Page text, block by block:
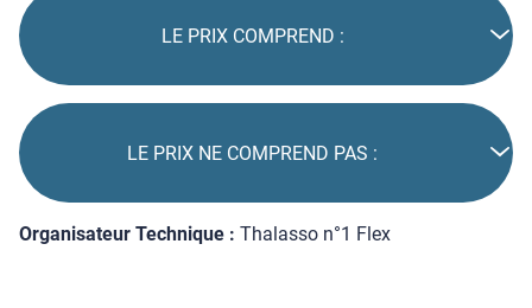
LE PRIX COMPREND :
LE PRIX NE COMPREND PAS :
Organisateur Technique : Thalasso n°1 Flex